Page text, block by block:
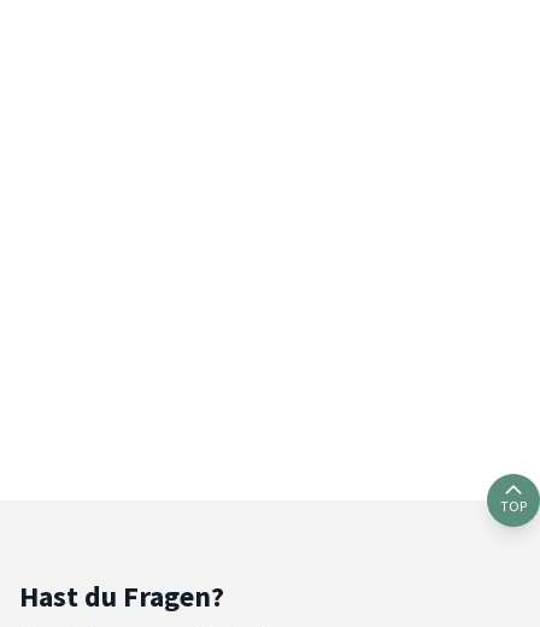
TOP
Hast du Fragen?